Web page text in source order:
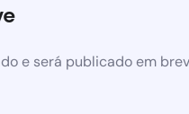
e será publicado em